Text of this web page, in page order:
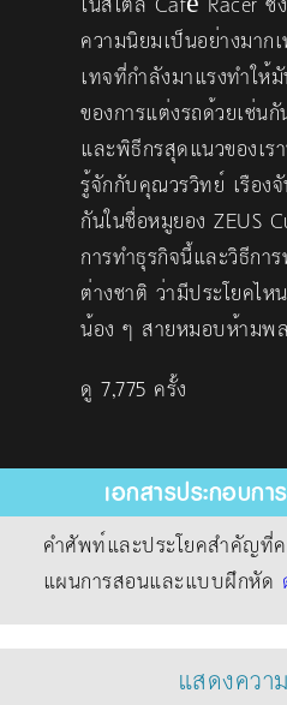
ความนิยมเป็นอย่างมาก
เทจที่กำลังมาแรงทำให้
ของการแต่งรถด้วยเช่น
และพิธีกรสุดแนวของเร
รู้จักกับคุณวรวิทย์ เรือง
กันในชื่อหมูยอง ZEUS
การทำธุรกิจนี้และวิธีกา
ต่างชาติ ว่ามีประโยคไ
น้อง ๆ สายหมอบห้ามพ
ดู 7,775 ครั้ง
เอกสารประกอบกา
คำศัพท์และประโยคสำคัญที่
แผนการสอนและแบบฝึกหัด
แสดงควา